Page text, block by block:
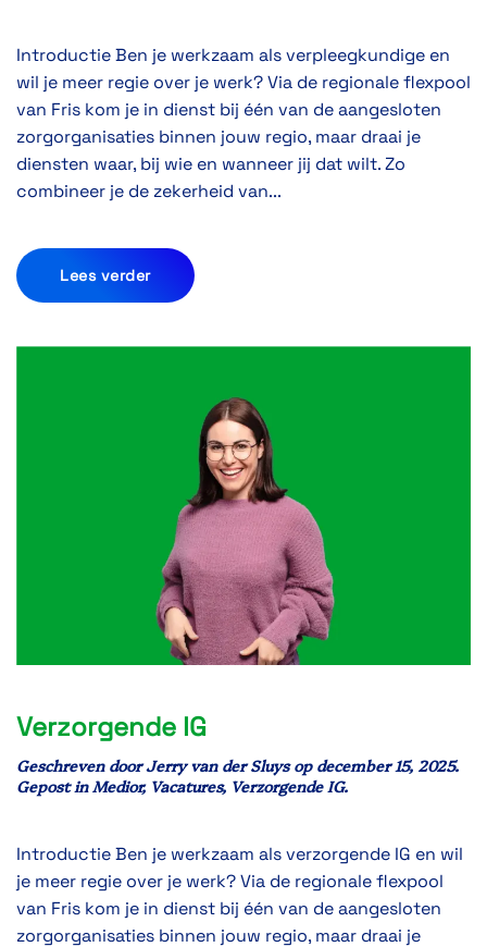
Introductie Ben je werkzaam als verpleegkundige en
wil je meer regie over je werk? Via de regionale flexpool
van Fris kom je in dienst bij één van de aangesloten
zorgorganisaties binnen jouw regio, maar draai je
diensten waar, bij wie en wanneer jij dat wilt. Zo
combineer je de zekerheid van...
Lees verder
Verzorgende IG
Geschreven doorJerry van der Sluysop december 15, 2025.
Gepost inMedior, Vacatures, Verzorgende IG.
Introductie Ben je werkzaam als verzorgende IG en wil
je meer regie over je werk? Via de regionale flexpool
van Fris kom je in dienst bij één van de aangesloten
zorgorganisaties binnen jouw regio, maar draai je